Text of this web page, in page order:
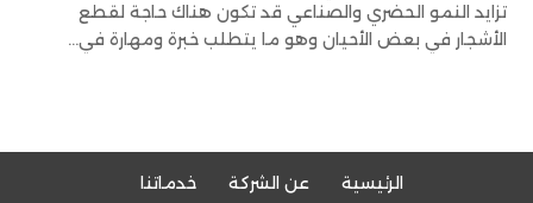
تزايد النمو الحضري والصناعي قد تكون هناك حاجة لقطع
الأشجار في بعض الأحيان وهو ما يتطلب خبرة ومهارة في...
الرئيسية عن الشركة خدماتنا